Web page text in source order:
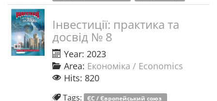
Інвестиції: практика та
досвід № 8
Year: 2023
Area: Економіка / Economics
Hits: 820
Tags: ЄС / Європейський союз